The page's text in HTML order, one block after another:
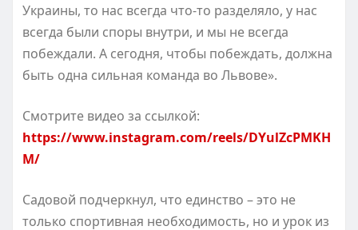
Украины, то нас всегда что-то разделяло, у нас
всегда были споры внутри, и мы не всегда
побеждали. А сегодня, чтобы побеждать, должна
быть одна сильная команда во Львове».
Смотрите видео за ссылкой:
https://www.instagram.com/reels/DYulZcPMKH
M/
Садовой подчеркнул, что единство – это не
только спортивная необходимость, но и урок из